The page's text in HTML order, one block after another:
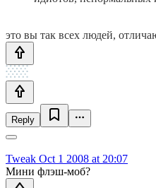
это вы так всех людей,
Reply
Tweak Oct 1 2008 at 20:07
Мини флэш-моб?